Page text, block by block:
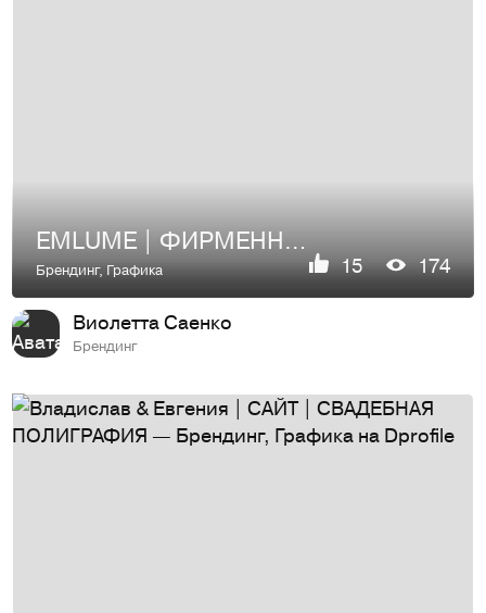
EMLUME | ФИРМЕННЫЙ СТИЛЬ | ЛОГОТИП
Брендинг,Графика 15 174
Виолетта Саенко
Брендинг